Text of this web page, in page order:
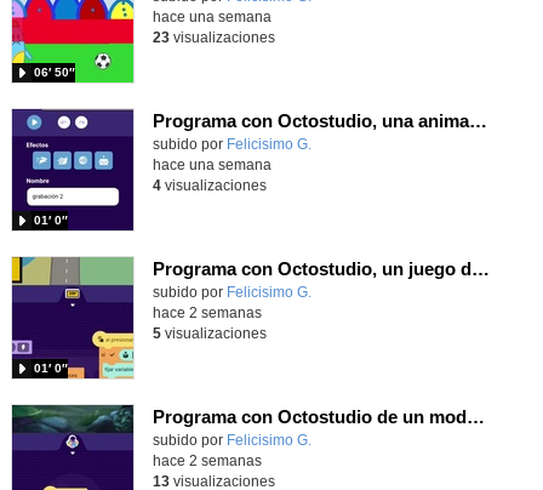
06′ 50″
hace una semana
23visualizaciones
Programa con Octostudio, una animación utilizando la cámara para una foto y audio y texto para comunicar.
Contenido educativo.
subido por Felicisimo G.
01′ 0″
hace una semana
4visualizaciones
Programa con Octostudio, un juego de Educación Víal cruzando un paso de cebra.
Contenido educativo.
subido por Felicisimo G.
01′ 0″
hace 2 semanas
5visualizaciones
Programa con Octostudio de un modo sencillo, offline y gratuito
Contenido educativo.
subido por Felicisimo G.
hace 2 semanas
13visualizaciones